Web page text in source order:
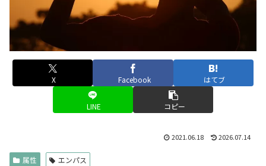
X Facebook はてブ
LINE コピー
2021.06.18 2026.07.14
属性 エンパス